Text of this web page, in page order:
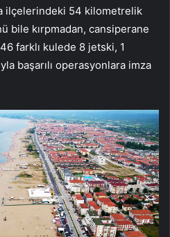
ilçelerindeki 54 kilometrelik
bile kırpmadan, cansiperane
farklı kulede 8 jetski, 1
başarılı operasyonlara imza